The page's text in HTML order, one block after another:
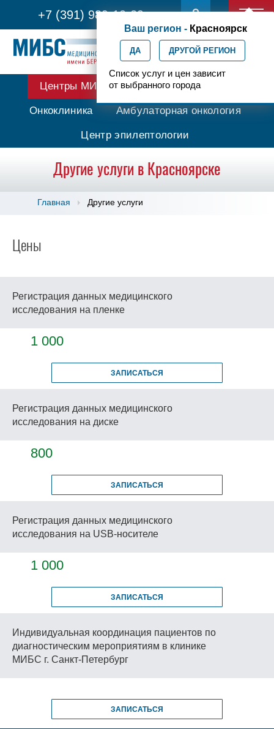
+7 (391) 989-10-29
Ваш регион - Красноярск
ДА ДРУГОЙ РЕГИОН
Список услуг и цен зависит
от выбранного города
Центры МИБС Протонная терапия
Онкоклиника Амбулаторная онкология
Центр эпилептологии
Другие услуги в Красноярске
Главная Другие услуги
Цены
Регистрация данных медицинского
исследования на пленке
1 000
ЗАПИСАТЬСЯ
Регистрация данных медицинского
исследования на диске
800
ЗАПИСАТЬСЯ
Регистрация данных медицинского
исследования на USB-носителе
1 000
ЗАПИСАТЬСЯ
Индивидуальная координация пациентов по
диагностическим мероприятиям в клинике
МИБС г. Санкт-Петербург
ЗАПИСАТЬСЯ